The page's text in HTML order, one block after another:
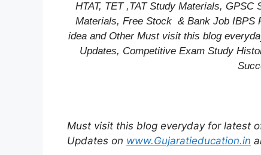
HTAT, TET ,TAT Study Materials,
Materials, Free Stock & Bank Job IBPS
ideaand Other Must visit this blog
Updates, Competitive Exam Study
Must visit this blog everyday for latest
Updates on www.Gujaratieducation.in